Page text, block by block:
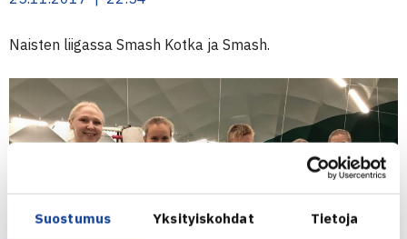
Suostumus Yksityiskohdat Tietoja
Naisten liigassa Smash Kotka ja Smash.